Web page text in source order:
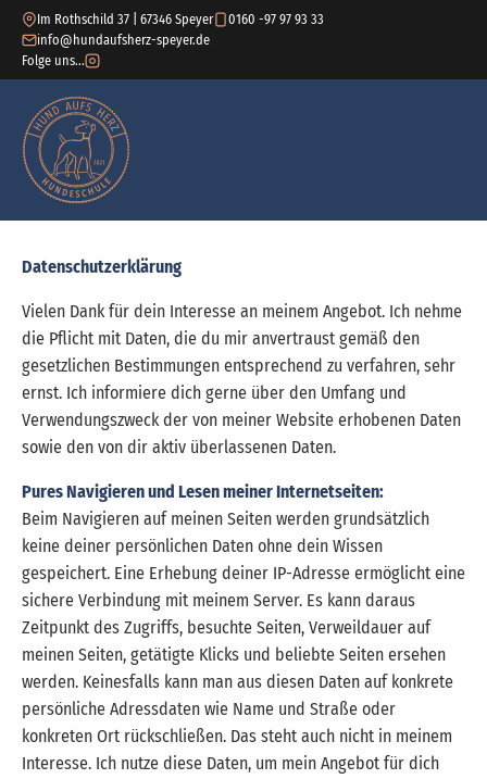
Im Rothschild 37 | 67346 Speyer
0160 -97 97 93 33
info@hundaufsherz-speyer.de
Folge uns...
Datenschutzerklärung
Vielen Dank für dein Interesse an meinem Angebot. Ich nehme
die Pflicht mit Daten, die du mir anvertraust gemäß den
gesetzlichen Bestimmungen entsprechend zu verfahren, sehr
ernst. Ich informiere dich gerne über den Umfang und
Verwendungszweck der von meiner Website erhobenen Daten
sowie den von dir aktiv überlassenen Daten.
Pures Navigieren und Lesen meiner Internetseiten:
Beim Navigieren auf meinen Seiten werden grundsätzlich
keine deiner persönlichen Daten ohne dein Wissen
gespeichert. Eine Erhebung deiner IP-Adresse ermöglicht eine
sichere Verbindung mit meinem Server. Es kann daraus
Zeitpunkt des Zugriffs, besuchte Seiten, Verweildauer auf
meinen Seiten, getätigte Klicks und beliebte Seiten ersehen
werden. Keinesfalls kann man aus diesen Daten auf konkrete
persönliche Adressdaten wie Name und Straße oder
konkreten Ort rückschließen. Das steht auch nicht in meinem
Interesse. Ich nutze diese Daten, um mein Angebot für dich